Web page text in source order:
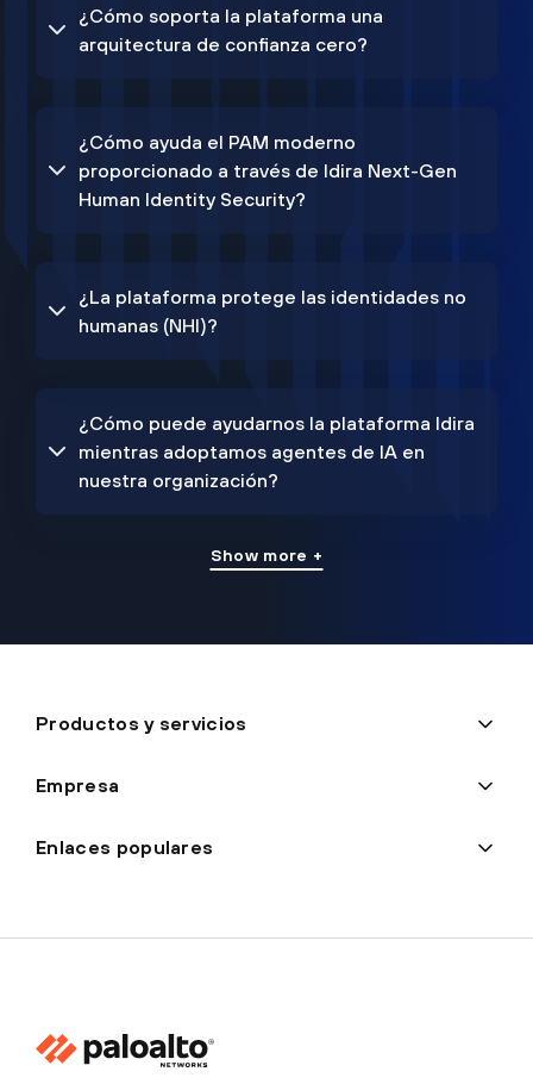
¿Cómo soporta la plataforma una
arquitectura de confianza cero?
¿Cómo ayuda el PAM moderno
proporcionado a través de Idira Next-Gen
Human Identity Security?
¿La plataforma protege las identidades no
humanas (NHI)?
¿Cómo puede ayudarnos la plataforma Idira
mientras adoptamos agentes de IA en
nuestra organización?
Show more +
Productos y servicios
Empresa
Enlaces populares